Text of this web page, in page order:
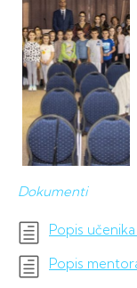
Dokumenti
Popis
Popis